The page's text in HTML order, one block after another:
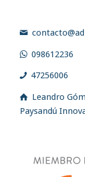
098612236
47256006
Leandro
Paysandú